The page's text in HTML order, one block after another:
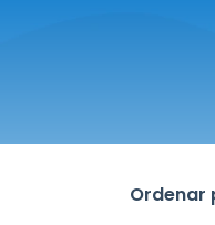
Ordenar